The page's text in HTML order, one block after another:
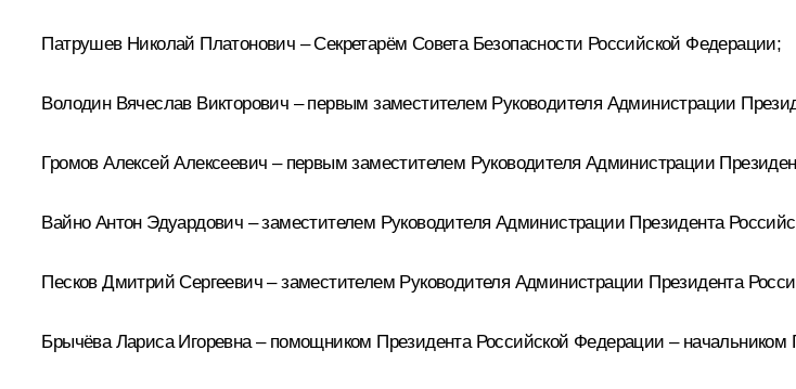
Патрушев Николай Платонович – Секретарём Совета Безопасности Российской Федерации;
Володин Вячеслав Викторович – первым заместителем Руководителя Администрации
Громов Алексей Алексеевич – первым заместителем Руководителя Администрации
Вайно Антон Эдуардович – заместителем Руководителя Администрации Президента
Песков Дмитрий Сергеевич – заместителем Руководителя Администрации Президента
Брычёва Лариса Игоревна– помощником Президента Российской Федерации – начальником